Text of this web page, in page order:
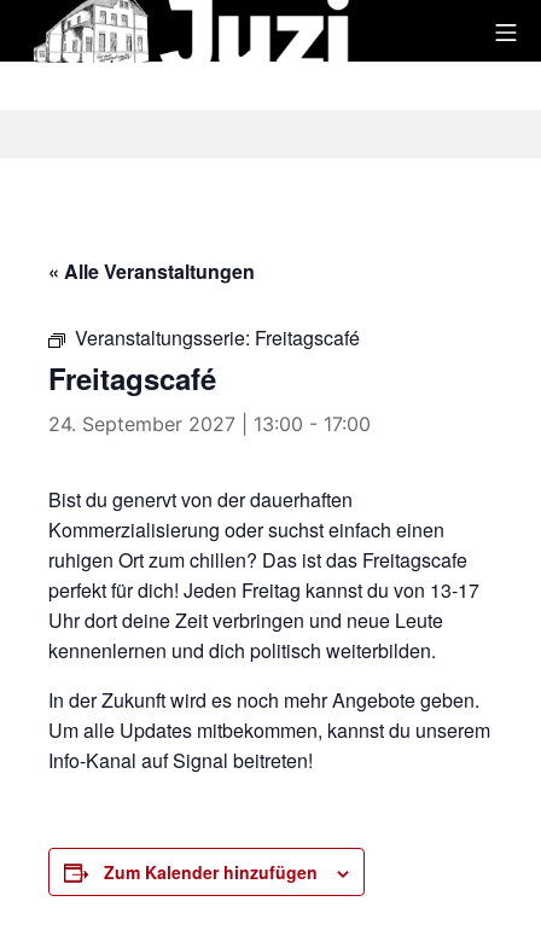
Inhalt
« Alle Veranstaltungen
Veranstaltungsserie: Freitagscafé
Freitagscafé
24. September 2027 | 13:00 - 17:00
Bist du genervt von der dauerhaften
Kommerzialisierung oder suchst einfach einen
ruhigen Ort zum chillen? Das ist das Freitagscafe
perfekt für dich! Jeden Freitag kannst du von 13-17
Uhr dort deine Zeit verbringen und neue Leute
kennenlernen und dich politisch weiterbilden.
In der Zukunft wird es noch mehr Angebote geben.
Um alle Updates mitbekommen, kannst du unserem
Info-Kanal auf Signal beitreten!
Zum Kalender hinzufügen